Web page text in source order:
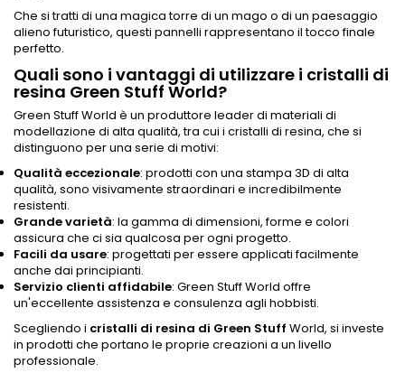
Che si tratti di una magica torre di un mago o di un paesaggio
alieno futuristico, questi pannelli rappresentano il tocco finale
perfetto.
Quali sono i vantaggi di utilizzare i cristalli di
resina Green Stuff World?
Green Stuff World è un produttore leader di materiali di
modellazione di alta qualità, tra cui i cristalli di resina, che si
distinguono per una serie di motivi:
Qualità eccezionale: prodotti con una stampa 3D di alta
qualità, sono visivamente straordinari e incredibilmente
resistenti.
Grande varietà: la gamma di dimensioni, forme e colori
assicura che ci sia qualcosa per ogni progetto.
Facili da usare: progettati per essere applicati facilmente
anche dai principianti.
Servizio clienti affidabile: Green Stuff World offre
un'eccellente assistenza e consulenza agli hobbisti.
Scegliendo i cristalli di resina di Green Stuff World, si investe
in prodotti che portano le proprie creazioni a un livello
professionale.